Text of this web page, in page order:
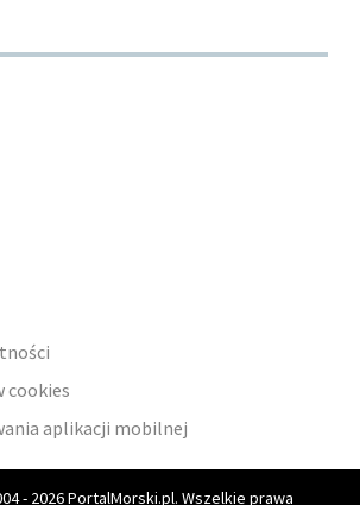
cookies
aplikacji mobilnej
- 2026 PortalMorski.pl. Wszelkie prawa